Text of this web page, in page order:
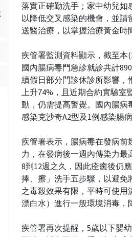
落實正確勤洗手；家中幼兒如
以降低交叉感染的機會，並
送醫治療，以掌握治療黃金時
疾管署監測資料顯示，截至本
國內腸病毒門急診就診共計
續假日部分門診休診所影響，
上升74%，且近期合約實驗室
動，仍需提高警覺。國內腸病
感染克沙奇A2型及1例感染腸
疾管署表示，腸病毒在發病前
力，在發病後一週內傳染力
8到12週之久，因此痊癒後仍
捧、擦」洗手五步驟，以避
之毒殺效果有限，平時可使用
漂白水）進行一般環境消毒，
疾管署再次提醒，5歲以下嬰